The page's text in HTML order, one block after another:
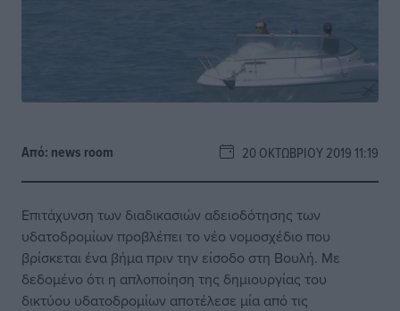
Από: news room 20 ΟΚΤΩΒΡΊΟΥ 2019 11:19
Επιτάχυνση των διαδικασιών αδειοδότησης των
υδατοδρομίων προβλέπει το νέο νομοσχέδιο που
βρίσκεται ένα βήμα πριν την είσοδο στη Βουλή. Με
δεδομένο ότι η απλοποίηση της δημιουργίας του
δικτύου υδατοδρομίων αποτέλεσε μία από τις